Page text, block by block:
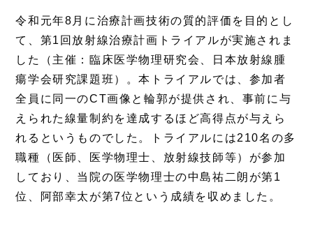
令和元年8月に治療計画技術の質的評価を目的とし
て、第1回放射線治療計画トライアルが実施されま
した（主催：臨床医学物理研究会、日本放射線腫
瘍学会研究課題班）。本トライアルでは、参加者
全員に同一のCT画像と輪郭が提供され、事前に与
えられた線量制約を達成するほど高得点が与えら
れるというものでした。トライアルには210名の多
職種（医師、医学物理士、放射線技師等）が参加
しており、当院の医学物理士の中島祐二朗が第1
位、阿部幸太が第7位という成績を収めました。